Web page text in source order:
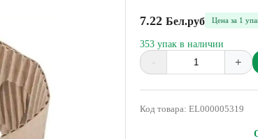
7.22 Бел.руб Цена за 1
353 упак в наличии
- +
Alternative:
Код товара: EL000005319